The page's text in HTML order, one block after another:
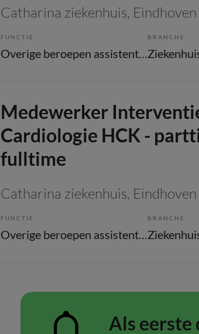
Catharina ziekenhuis, Eindhoven
FUNCTIE
Overige beroepen assistenten
BRANCHE
Medewerker
Cardiologie HCK -
fulltime
Catharina ziekenhuis, Eindhoven
FUNCTIE
Overige beroepen assistenten
BRANCHE
Als eerste